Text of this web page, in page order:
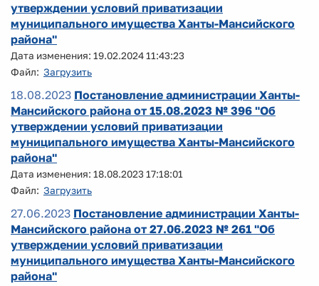
утверждении условий приватизации
муниципального имущества Ханты-Мансийского
района"
Дата изменения: 19.02.2024 11:43:23
Файл: Загрузить
18.08.2023 Постановление администрации Ханты-
Мансийского района от 15.08.2023 № 396 "Об
утверждении условий приватизации
муниципального имущества Ханты-Мансийского
района"
Дата изменения: 18.08.2023 17:18:01
Файл: Загрузить
27.06.2023 Постановление администрации Ханты-
Мансийского района от 27.06.2023 № 261 "Об
утверждении условий приватизации
муниципального имущества Ханты-Мансийского
района"